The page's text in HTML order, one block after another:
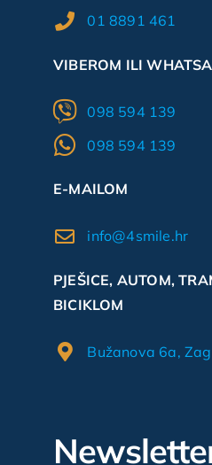
01 8891 461
VIBEROM ILI
098 594 139
098 594 139
E-MAILOM
info@4smile.hr
PJEŠICE, AUTOM,
BICIKLOM
Bužanova 6a,